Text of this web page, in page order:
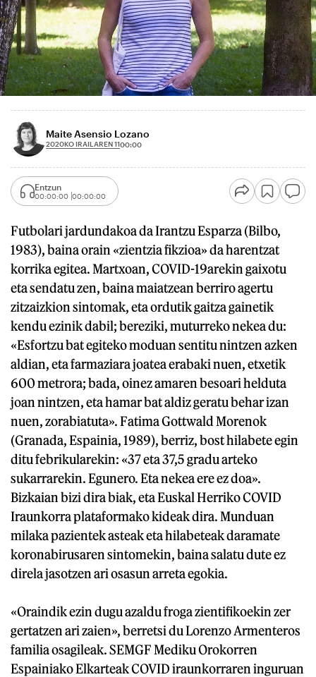
Maite Asensio Lozano
2020KO IRAILAREN 1100:00
Entzun
00:00:00 00:00:00
Futbolari jardundakoa da Irantzu Esparza (Bilbo,
1983), baina orain «zientzia fikzioa» da harentzat
korrika egitea. Martxoan, COVID-19arekin gaixotu
eta sendatu zen, baina maiatzean berriro agertu
zitzaizkion sintomak, eta ordutik gaitza gainetik
kendu ezinik dabil; bereziki, muturreko nekea du:
«Esfortzu bat egiteko moduan sentitu nintzen azken
aldian, eta farmaziara joatea erabaki nuen, etxetik
600 metrora; bada, oinez amaren besoari helduta
joan nintzen, eta hamar bat aldiz geratu behar izan
nuen, zorabiatuta». Fatima Gottwald Morenok
(Granada, Espainia, 1989), berriz, bost hilabete egin
ditu febrikularekin: «37 eta 37,5 gradu arteko
sukarrarekin. Egunero. Eta nekea ere ez doa».
Bizkaian bizi dira biak, eta Euskal Herriko COVID
Iraunkorra plataformako kideak dira. Munduan
milaka pazientek asteak eta hilabeteak daramate
koronabirusaren sintomekin, baina salatu dute ez
direla jasotzen ari osasun arreta egokia.
«Oraindik ezin dugu azaldu froga zientifikoekin zer
gertatzen ari zaien», berretsi du Lorenzo Armenteros
familia osagileak. SEMGF Mediku Orokorren
Espainiako Elkarteak COVID iraunkorraren inguruan